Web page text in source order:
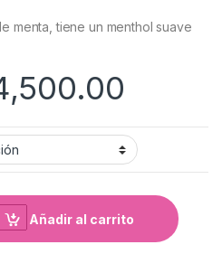
menta, tiene un menthol suave
Añadir al carrito